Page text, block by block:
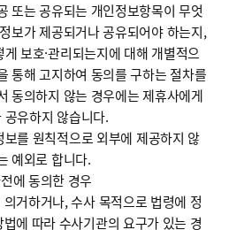
또는 공유되는 개인정보항목이 무엇
보가 제공되거나 공유되어야 하는지,
보호·관리되는지에 대해 개별적으
통해 고지하여 동의를 구하는 절차를
동의하지 않는 경우에는 제휴사에게
유하지 않습니다.
를 원칙적으로 외부에 제공하지 않
예외로 합니다.
에 동의한 경우
거하거나, 수사 목적으로 법령에 정
에 따라 수사기관의 요구가 있는 경